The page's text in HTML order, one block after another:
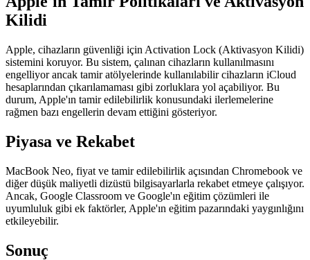
Kilidi
Apple, cihazların güvenliği için Activation Lock (Aktivasyon Kilidi)
sistemini koruyor. Bu sistem, çalınan cihazların kullanılmasını
engelliyor ancak tamir atölyelerinde kullanılabilir cihazların iCloud
hesaplarından çıkarılamaması gibi zorluklara yol açabiliyor. Bu
durum, Apple'ın tamir edilebilirlik konusundaki ilerlemelerine
rağmen bazı engellerin devam ettiğini gösteriyor.
Piyasa ve Rekabet
MacBook Neo, fiyat ve tamir edilebilirlik açısından Chromebook ve
diğer düşük maliyetli dizüstü bilgisayarlarla rekabet etmeye çalışıyor.
Ancak, Google Classroom ve Google'ın eğitim çözümleri ile
uyumluluk gibi ek faktörler, Apple'ın eğitim pazarındaki yaygınlığını
etkileyebilir.
Sonuç